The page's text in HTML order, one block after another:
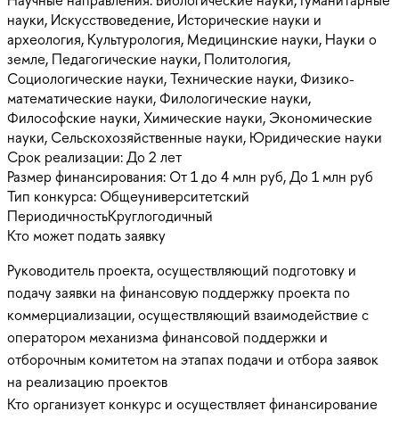
науки, Искусствоведение, Исторические науки и
археология, Культурология, Медицинские науки, Науки о
земле, Педагогические науки, Политология,
Социологические науки, Технические науки, Физико-
математические науки, Филологические науки,
Философские науки, Химические науки, Экономические
науки, Сельскохозяйственные науки, Юридические науки
Срок реализации:До 2 лет
Размер финансирования: От 1 до 4 млн руб, До 1 млн руб
Тип конкурса: Общеуниверситетский
ПериодичностьКруглогодичный
Кто может подать заявку
Руководитель проекта, осуществляющий подготовку и
подачу заявки на финансовую поддержку проекта по
коммерциализации, осуществляющий взаимодействие с
оператором механизма финансовой поддержки и
отборочным комитетом на этапах подачи и отбора заявок
на реализацию проектов
Кто организует конкурс и осуществляет финансирование